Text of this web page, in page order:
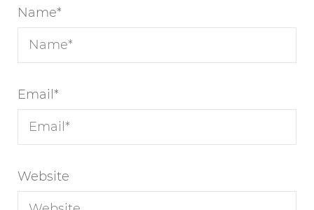
Name*
Email *
Website